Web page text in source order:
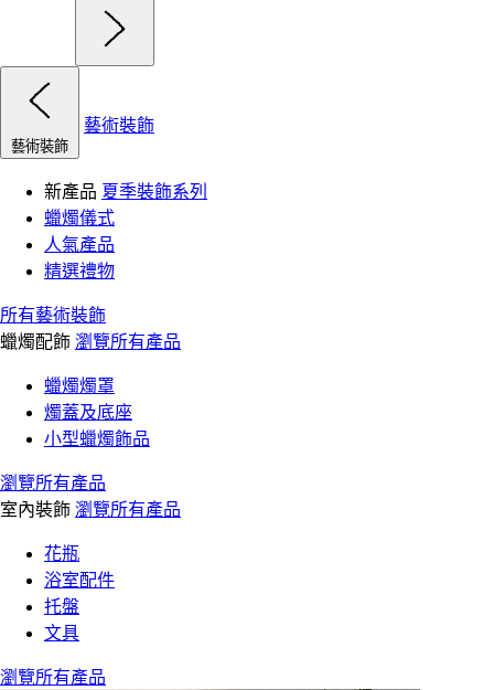
藝術裝飾
藝術裝飾
新產品 夏季裝飾系列
蠟燭儀式
人氣產品
精選禮物
所有藝術裝飾
蠟燭配飾 瀏覽所有產品
蠟燭燭罩
燭蓋及底座
小型蠟燭飾品
瀏覽所有產品
室內裝飾 瀏覽所有產品
花瓶
浴室配件
托盤
文具
瀏覽所有產品